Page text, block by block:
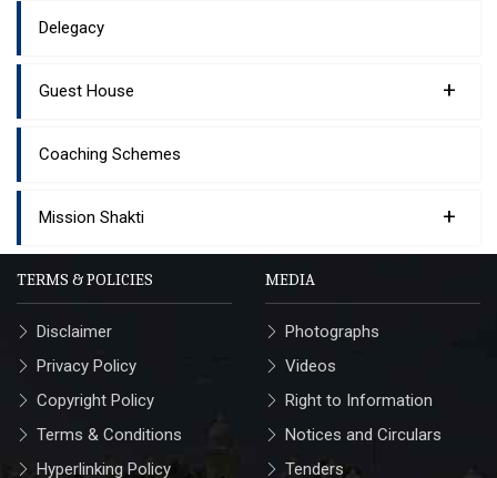
Delegacy
Guest House +
Coaching Schemes
Mission Shakti +
TERMS & POLICIES
Disclaimer
Privacy Policy
Copyright Policy
Terms & Conditions
Hyperlinking Policy
MEDIA
Photographs
Videos
Right to Information
Notices and Circulars
Tenders